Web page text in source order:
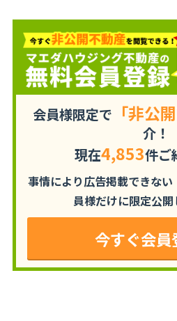
会員様限定で 「非公
介！
現在4,853件ご
事情により広告掲載できな
員様だけに限定公開
今すぐ会員